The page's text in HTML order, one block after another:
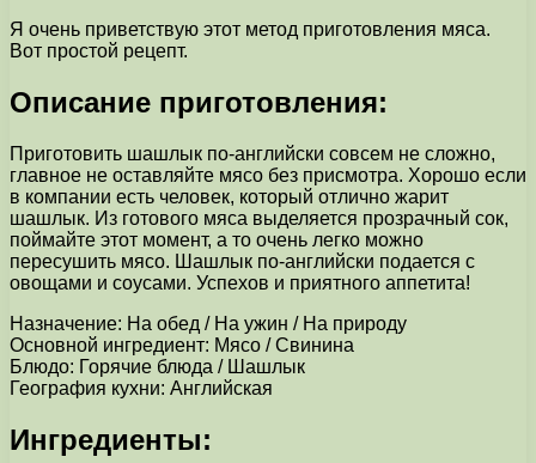
Я очень приветствую этот метод приготовления мяса.
Вот простой рецепт.
Описание приготовления:
Приготовить шашлык по-английски совсем не сложно,
главное не оставляйте мясо без присмотра. Хорошо если
в компании есть человек, который отлично жарит
шашлык. Из готового мяса выделяется прозрачный сок,
поймайте этот момент, а то очень легко можно
пересушить мясо. Шашлык по-английски подается с
овощами и соусами. Успехов и приятного аппетита!
Назначение: На обед / На ужин / На природу
Основной ингредиент: Мясо / Свинина
Блюдо: Горячие блюда / Шашлык
География кухни: Английская
Ингредиенты: